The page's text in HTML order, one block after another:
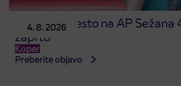
4. 8. 2026
Prodajno mesto na AP Sežana
zaprto
Koper
Preberite objavo